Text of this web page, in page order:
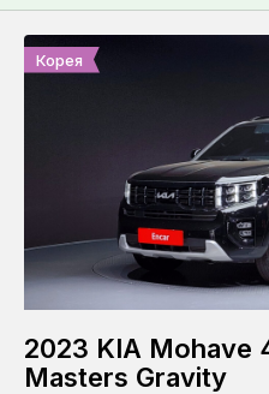
Корея
2023 KIA Mohave
Masters Gravity